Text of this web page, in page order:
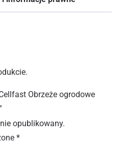
Obrzeże ogrodowe
opublikowany.
*